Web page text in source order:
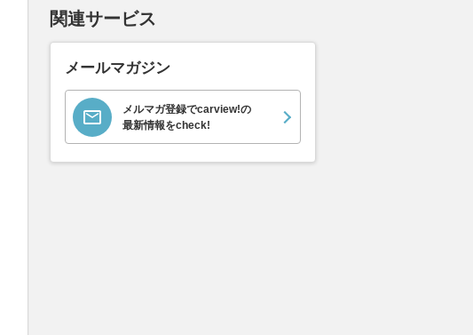
関連サービス
メールマガジン
メルマガ登録でcarview!の
最新情報をcheck!